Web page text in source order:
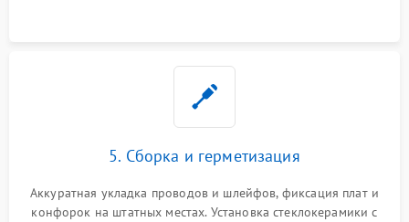
5. Сборка и герметизация
Аккуратная укладка проводов и шлейфов, фиксация плат и
конфорок на штатных местах. Установка стеклокерамики с